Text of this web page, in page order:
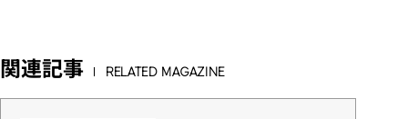
関連記事 RELATED MAGAZINE